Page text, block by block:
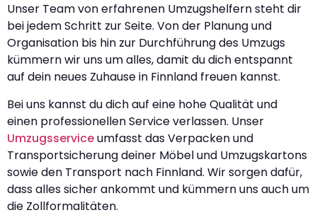
Unser Team von erfahrenen Umzugshelfern steht dir
bei jedem Schritt zur Seite. Von der Planung und
Organisation bis hin zur Durchführung des Umzugs
kümmern wir uns um alles, damit du dich entspannt
auf dein neues Zuhause in Finnland freuen kannst.
Bei uns kannst du dich auf eine hohe Qualität und
einen professionellen Service verlassen. Unser
Umzugsserviceumfasst das Verpacken und
Transportsicherung deiner Möbel und Umzugskartons
sowie den Transport nach Finnland. Wir sorgen dafür,
dass alles sicher ankommt und kümmern uns auch um
die Zollformalitäten.